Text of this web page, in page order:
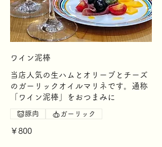
ワイン泥棒
当店人気の生ハムとオリーブとチーズ
のガーリックオイルマリネです。通称
「ワイン泥棒」をおつまみに
￥800
豚肉 ガーリック